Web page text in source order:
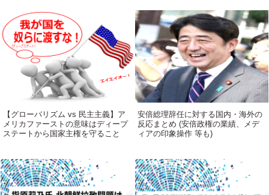
【グローバリズム vs 民主主義】ア
メリカファーストの意味はディープ
ステートから国家主権を守ること
安倍総理辞任に対する国内・海外の
反応まとめ (安倍政権の業績、メデ
ィアの印象操作 等も)